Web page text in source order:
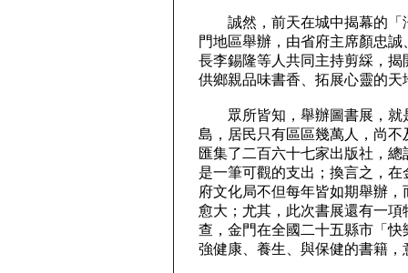
誠然，前天在城中揭幕的「
門地區舉辦，由省府主席顏忠
長李錫隆等人共同主持剪綵，
供鄉親品味書香、拓展心靈的
眾所皆知，舉辦圖書展，就
島，居民只有區區幾萬人，尚
匯集了二百六十七家出版社，
是一筆可觀的支出；換言之，
府文化局不但每年皆如期舉辦
愈大；尤其，此次書展還有一
查，金門在全國二十五縣市「
強健康、養生、與保健的書籍